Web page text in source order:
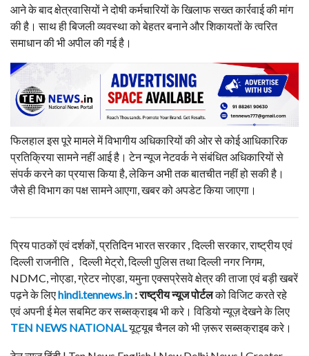
आने के बाद क्षेत्रवासियों ने दोषी कर्मचारियों के खिलाफ सख्त कार्रवाई की मांग
की है। साथ ही बिजली व्यवस्था को बेहतर बनाने और शिकायतों के त्वरित
समाधान की भी अपील की गई है।
फिलहाल इस पूरे मामले में विभागीय अधिकारियों की ओर से कोई आधिकारिक
प्रतिक्रिया सामने नहीं आई है। टेन न्यूज नेटवर्क ने संबंधित अधिकारियों से
संपर्क करने का प्रयास किया है, लेकिन अभी तक बातचीत नहीं हो सकी है।
जैसे ही विभाग का पक्ष सामने आएगा, खबर को अपडेट किया जाएगा।
प्रिय पाठकों एवं दर्शकों, प्रतिदिन भारत सरकार , दिल्ली सरकार, राष्ट्रीय एवं
दिल्ली राजनीति , दिल्ली मेट्रो, दिल्ली पुलिस तथा दिल्ली नगर निगम,
NDMC, नोएडा, ग्रेटर नोएडा, यमुना एक्सप्रेसवे क्षेत्र की ताजा एवं बड़ी खबरें
पढ़ने के लिएhindi.tennews.in : राष्ट्रीय न्यूज पोर्टलको विजिट करते रहे
एवं अपनी ई मेल सबमिट कर सब्सक्राइब भी करे। विडियो न्यूज़ देखने के लिए
TEN NEWS NATIONALयूट्यूब चैनल को भी ज़रूर सब्सक्राइब करे।